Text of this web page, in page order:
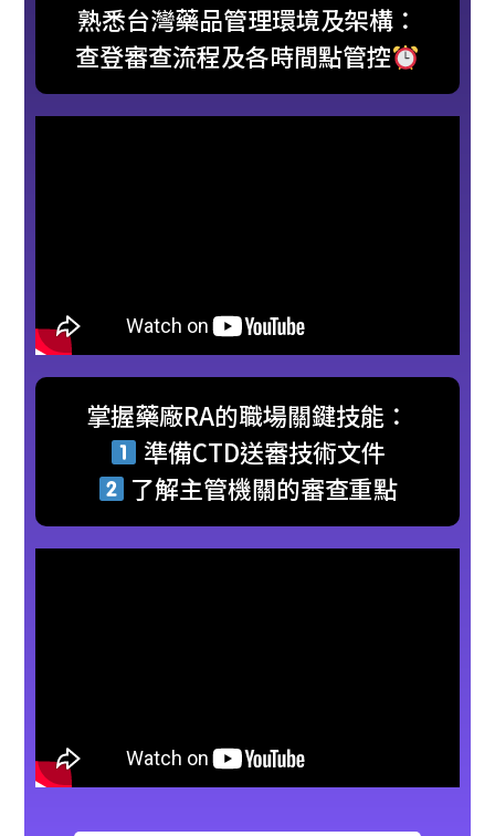
熟悉台灣藥品管理環境及架構：
查登審查流程及各時間點管控
掌握藥廠RA的職場關鍵技能：
準備CTD送審技術文件
了解主管機關的審查重點